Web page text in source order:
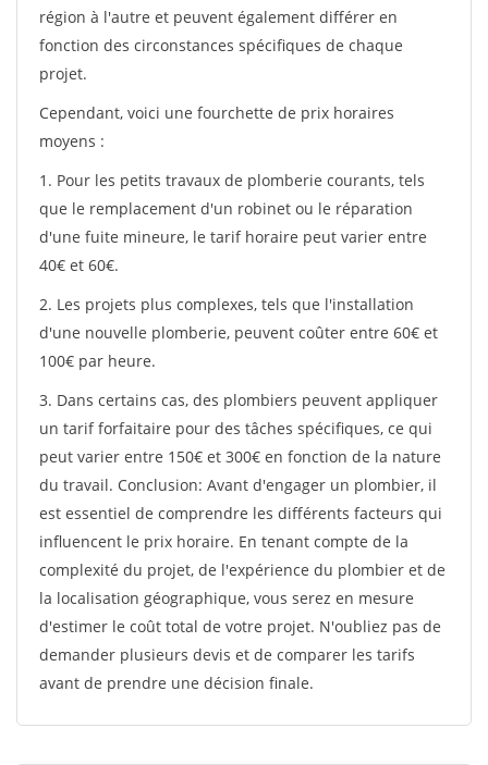
région à l'autre et peuvent également différer en
fonction des circonstances spécifiques de chaque
projet.
Cependant, voici une fourchette de prix horaires
moyens :
1. Pour les petits travaux de plomberie courants, tels
que le remplacement d'un robinet ou le réparation
d'une fuite mineure, le tarif horaire peut varier entre
40€ et 60€.
2. Les projets plus complexes, tels que l'installation
d'une nouvelle plomberie, peuvent coûter entre 60€ et
100€ par heure.
3. Dans certains cas, des plombiers peuvent appliquer
un tarif forfaitaire pour des tâches spécifiques, ce qui
peut varier entre 150€ et 300€ en fonction de la nature
du travail. Conclusion: Avant d'engager un plombier, il
est essentiel de comprendre les différents facteurs qui
influencent le prix horaire. En tenant compte de la
complexité du projet, de l'expérience du plombier et de
la localisation géographique, vous serez en mesure
d'estimer le coût total de votre projet. N'oubliez pas de
demander plusieurs devis et de comparer les tarifs
avant de prendre une décision finale.